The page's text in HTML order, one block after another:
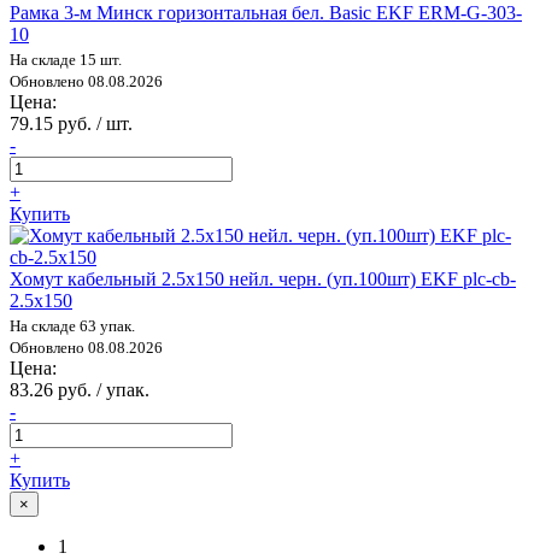
Рамка 3-м Минск горизонтальная бел. Basic EKF ERM-G-303-
10
На складе 15 шт.
Обновлено 08.08.2026
Цена:
79.15 руб. / шт.
-
+
Купить
Хомут кабельный 2.5х150 нейл. черн. (уп.100шт) EKF plc-cb-
2.5x150
На складе 63 упак.
Обновлено 08.08.2026
Цена:
83.26 руб. / упак.
-
+
Купить
×
1